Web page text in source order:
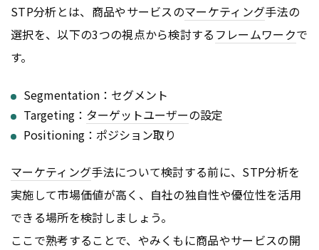
STP分析とは、商品やサービスのマーケティング手法の
選択を、以下の3つの視点から検討する フレームワークで
す。
Segmentation：セグメント
Targeting： ターゲットユーザーの設定
Positioning：ポジション取り
マーケティング手法について検討する前に、STP分析を
実施して市場価値が高く、自社の独自性や優位性を活用
できる場所を検討しましょう。
ここで熟考することで、やみくもに商品やサービスの開